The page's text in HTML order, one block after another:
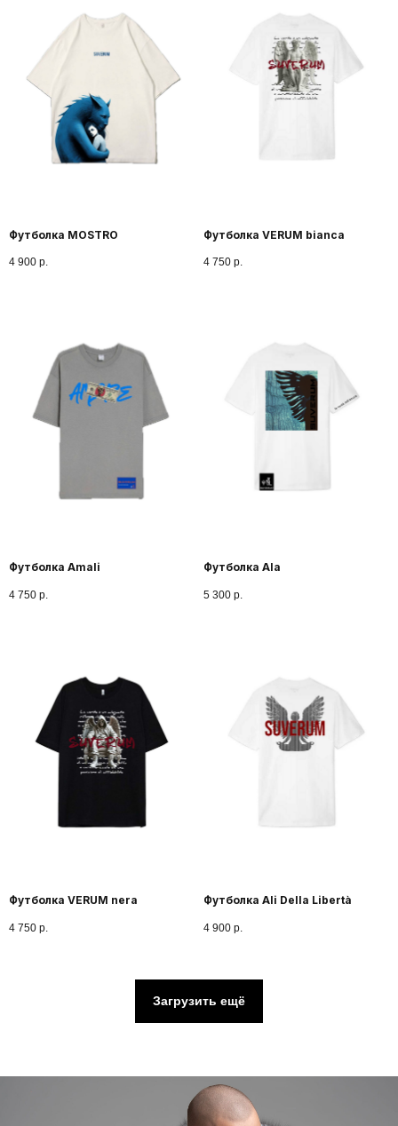
Футболка MOSTRO
4 900 р.
Футболка VERUM bianca
4 750 р.
Футболка Amali
4 750 р.
Футболка Ala
5 300 р.
Футболка VERUM nera
4 750 р.
Футболка Ali Della Libertà
4 900 р.
Загрузить ещё
Собственное
производство в Санкт-
Петербурге
О бренде
МЫ В TELEGRAM
Все остальное — ткань.
Подписаться
и почитателем. Наше знакомство очень ценно для Нас.
Мы запустили работу по нашему сайту Suverum.ru
«Петербургский дизайн»
расположенный в ТК
ВСТРЕЧАЕТ ЛЮБОВЬ
КОНТАКТЫ